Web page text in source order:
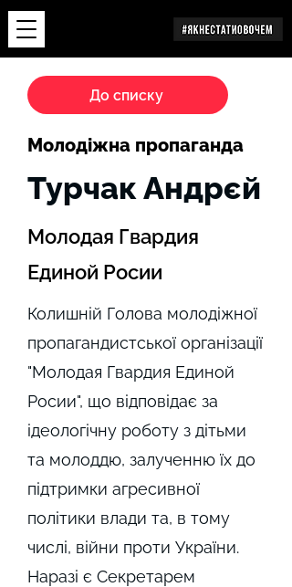
До списку
Молодіжна пропаганда
Молодая Гвардия
Единой Росии
Турчак Андрєй
Колишній Голова молодіжної
пропагандистської організації
"Молодая Гвардия Единой
Росии", що відповідає за
ідеологічну роботу з дітьми
та молоддю, залученню їх до
підтримки агресивної
політики влади та, в тому
числі, війни проти України.
Наразі є Секретарем